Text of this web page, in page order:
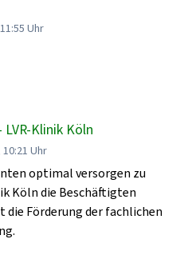
Uhr
Klinik Köln
Uhr
optimal versorgen zu
Köln die Beschäftigten
Förderung der fachlichen